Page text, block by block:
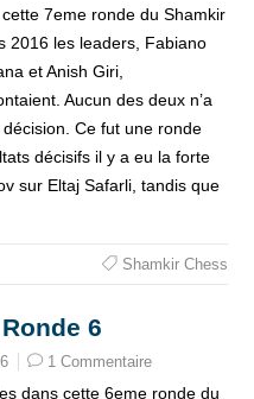
cette 7eme ronde du Shamkir
2016 les leaders, Fabiano
et Anish Giri,
Aucun des deux n’a
Ce fut une ronde
décisifs il y a eu la forte
sur Eltaj Safarli, tandis que
Shamkir Chess
6
1 Commentaire
dans cette 6eme ronde du